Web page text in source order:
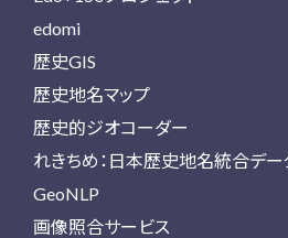
edomi
歴史GIS
歴史地名マップ
歴史的ジオコーダー
れきちめ：日本歴史地名統合デー
GeoNLP
画像照合サービス